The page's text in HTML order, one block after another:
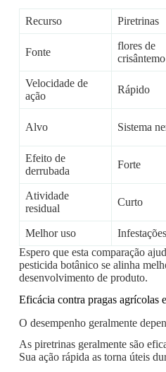
Recurso Piretrinas
Fonte
flores de
crisântemo
Velocidade de
ação
Rápido
Alvo Sistema
Efeito de
derrubada
Forte
Atividade
residual
Curto
Melhor uso
Espero que esta comparação
pesticida botânico se alinha
desenvolvimento de produto.
Eficácia contra pragas agrícolas
O desempenho geralmente
As piretrinas geralmente são
Sua ação rápida as torna úteis